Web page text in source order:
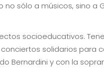
no sólo a músicos, sino
socioeducativos.
solidarios para
Bernardini y con la